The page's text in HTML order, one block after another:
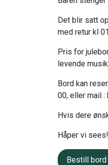
Det blir satt
med retur kl
Pris for
levende
Bord kan
00, eller mail :
Hvis dere
Håper vi sees!
Bestill